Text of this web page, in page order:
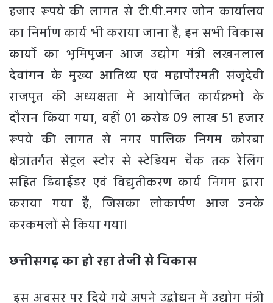
हजार रूपये की लागत से टी.पी.नगर जोन कार्यालय
का निर्माण कार्य भी कराया जाना हैं, इन सभी विकास
कार्यो का भूमिपूजन आज उद्योग मंत्री लखनलाल
देवांगन के मुख्य आतिथ्य एवं महापौरमती संजूदेवी
राजपूत की अध्यक्षता में आयोजित कार्यक्रमों के
दौरान किया गया, वहीं 01 करोड़ 09 लाख 51 हजार
रूपये की लागत से नगर पालिक निगम कोरबा
क्षेत्रांतर्गत सेंट्रल स्टोर से स्टेडियम चैक तक रेलिंग
सहित डिवाईडर एवं विद्युतीकरण कार्य निगम द्वारा
कराया गया है, जिसका लोकार्पण आज उनके
करकमलों से किया गया।
छत्तीसगढ़ का हो रहा तेजी से विकास
इस अवसर पर दिये गये अपने उद्बोधन में उद्योग मंत्री